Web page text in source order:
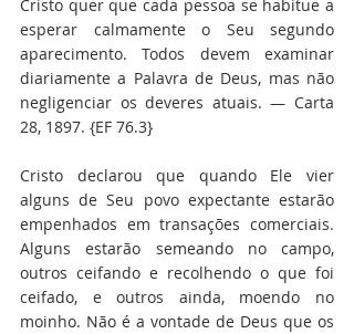
Cristo quer que cada pessoa se habitue a
esperar calmamente o Seu segundo
aparecimento. Todos devem examinar
diariamente a Palavra de Deus, mas não
negligenciar os deveres atuais. — Carta
28, 1897. {EF 76.3}
Cristo declarou que quando Ele vier
alguns de Seu povo expectante estarão
empenhados em transações comerciais.
Alguns estarão semeando no campo,
outros ceifando e recolhendo o que foi
ceifado, e outros ainda, moendo no
moinho. Não é a vontade de Deus que os